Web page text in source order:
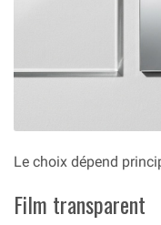
Le choix dépend
Film transparent